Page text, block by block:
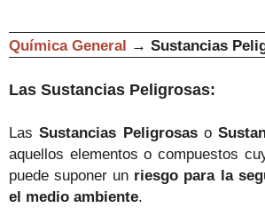
Química General → Sustancias
Las Sustancias Peligrosas:
LasSustancias Peligrosaso
aquellos elementos o compuestos
puede suponer un riesgo para la
el medio ambiente.